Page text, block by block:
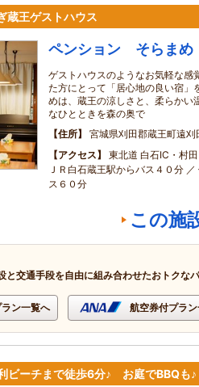
蔵王ゲストハウス
ペンション そらまめ
ゲストハウスのようなお気軽な感
た方にとって「居心地の良い宿」
めは、蔵王の涼しさと、柔らかい
なひとときを森の奥で
住所
宮城県刈田郡蔵王町遠
アクセス
東北道 白石IC・村
ＪＲ白石蔵王駅からバス４０分
ス６０分
この施
と交通手段を自由に組み合わせたおトクな
ン一覧へ 航空券付プラ
ビーチまで徒歩6分♪ お庭でBBQも♪